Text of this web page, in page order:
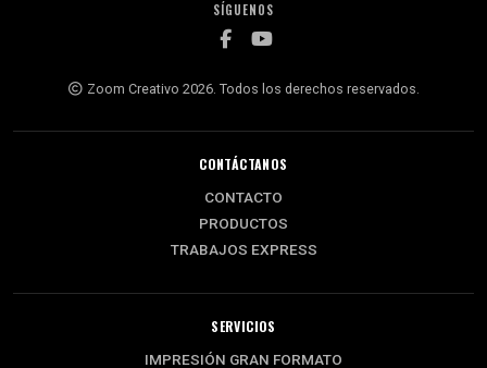
SÍGUENOS
Zoom Creativo 2026. Todos los derechos reservados.
CONTÁCTANOS
CONTACTO
PRODUCTOS
TRABAJOS EXPRESS
SERVICIOS
IMPRESIÓN GRAN FORMATO